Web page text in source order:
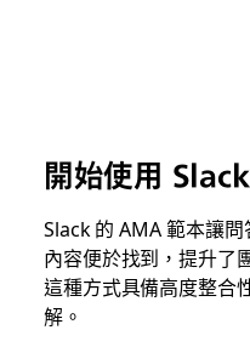
開始使用
Slack 的 AMA 範本讓
內容便於找到，提升了
這種方式具備高度整合
解。